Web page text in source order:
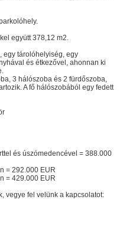
együtt 378,12 m2.
egy tárolóhelyiség, egy
és étkezővel, ahonnan ki
3 hálószoba és 2 fürdőszoba,
A fő hálószobából egy fedett
és úszómedencével = 388.000
= 292.000 EUR
= 429.000 EUR
vegye fel velünk a kapcsolatot: